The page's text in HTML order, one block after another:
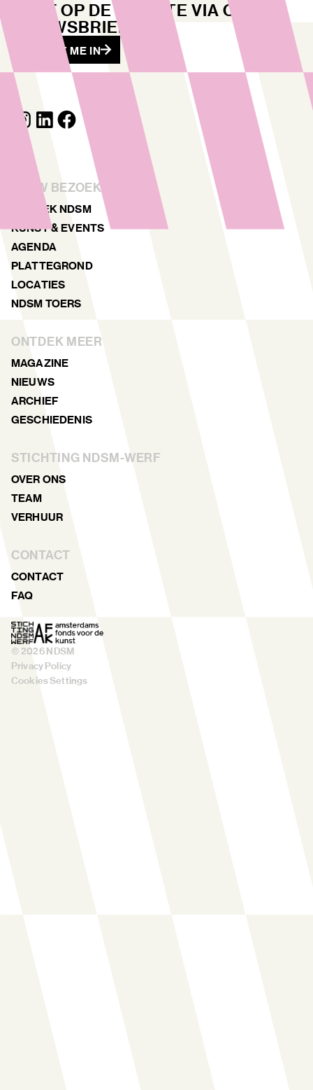
JOUW BEZOEK
ONTDEK NDSM
KUNST & EVENTS
AGENDA
PLATTEGROND
LOCATIES
NDSM TOERS
ONTDEK MEER
MAGAZINE
NIEUWS
ARCHIEF
GESCHIEDENIS
STICHTING NDSM-WERF
OVER ONS
TEAM
VERHUUR
CONTACT
CONTACT
FAQ
© 2026NDSM
Privacy Policy
Cookies Settings
BLIJF OP DE HOOGTE VIA ONZE
NIEUWSBRIEF
SCHRIJF ME IN